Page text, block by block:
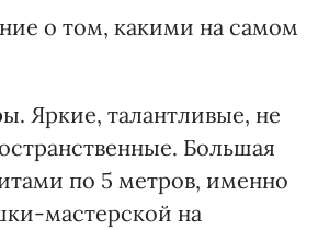
о том, какими на самом
Яркие, талантливые, не
Большая
по 5 метров, именно
мастерской на